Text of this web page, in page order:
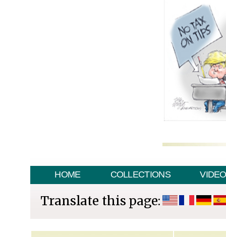
HOME COLLECTIONS VIDEO
Translate this page: